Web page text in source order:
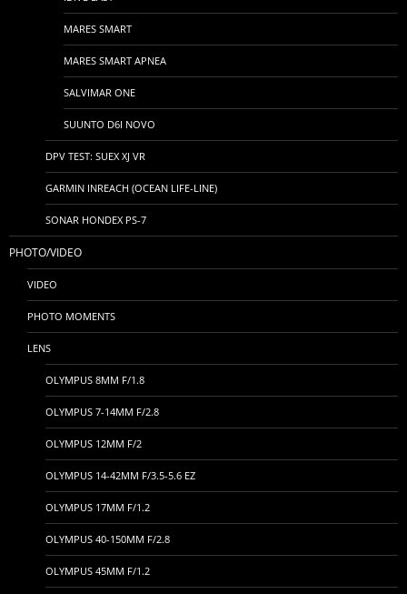
MARES SMART
MARES SMART APNEA
SALVIMAR ONE
SUUNTO D6I NOVO
DPV TEST: SUEX XJ VR
GARMIN INREACH (OCEAN LIFE-LINE)
SONAR HONDEX PS-7
PHOTO/VIDEO
VIDEO
PHOTO MOMENTS
LENS
OLYMPUS 8MM F/1.8
OLYMPUS 7-14MM F/2.8
OLYMPUS 12MM F/2
OLYMPUS 14-42MM F/3.5-5.6 EZ
OLYMPUS 17MM F/1.2
OLYMPUS 40-150MM F/2.8
OLYMPUS 45MM F/1.2